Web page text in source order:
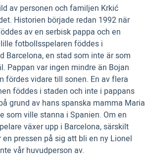
av personen och familjen Krkić
Historien började redan 1992 när
av en serbisk pappa och en
fotbollsspelaren föddes i
Barcelona, en stad som inte är som
Pappan var ingen mindre än Bojan
fördes vidare till sonen. En av flera
föddes i staden och inte i pappans
grund av hans spanska mamma Maria
som ville stanna i Spanien. Om en
växer upp i Barcelona, särskilt
pressen på sig att bli en ny Lionel
vår huvudperson av.